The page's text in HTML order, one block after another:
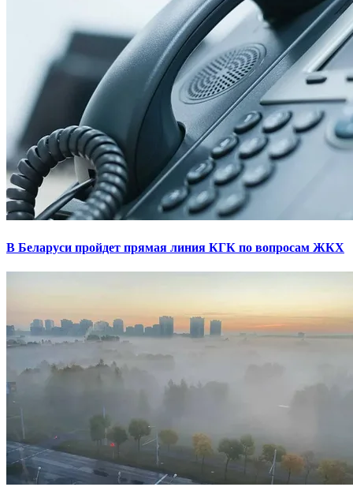
В Беларуси пройдет прямая линия КГК по вопросам ЖКХ